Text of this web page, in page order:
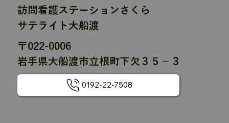
訪問看護ステーションさくら
サテライト大船渡
〒022-0006
岩手県大船渡市立根町下欠３５−３
0192-22-7508